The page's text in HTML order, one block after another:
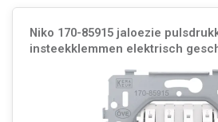
Niko 170-85915 jaloezie
insteekklemmen elektrisch